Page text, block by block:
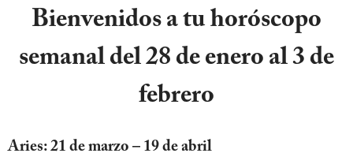
Bienvenidos a tu horóscopo
semanal del 28 de enero al 3 de
febrero
Aries: 21 de marzo – 19 de abril